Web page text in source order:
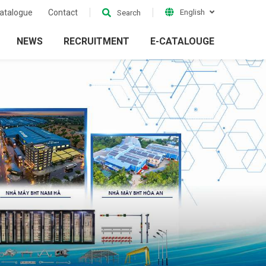
Contact Search English
Electrical Grid
Accessories
NEWS RECRUITMENT E-CATALOUGE